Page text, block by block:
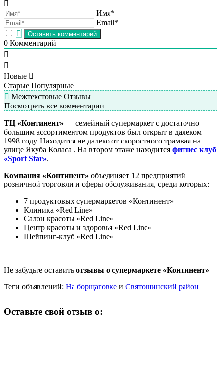
Имя*
Email*
0 Комментарий
Новые
Старые Популярные
Межтекстовые Отзывы
Посмотреть все комментарии
ТЦ «Континент» — семейный супермаркет с достаточно
большим ассортиментом продуктов был открыт в далеком
1998 году. Находится не далеко от скоростного трамвая на
улице Якуба Коласа . На втором этаже находится фитнес клуб
«Sport Star».
Компания «Континент» объединяет 12 предприятий
розничной торговли и сферы обслуживания, среди которых:
7 продуктовых супермаркетов «Континент»
Клиника «Red Line»
Салон красоты «Red Line»
Центр красоты и здоровья «Red Line»
Шейпинг-клуб «Red Line»
Не забудьте оставить отзывы о супермаркете «Континент»
Теги объявлений: На борщаговке и Святошинский район
Оставьте свой отзыв о: